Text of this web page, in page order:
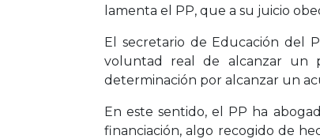
lamenta el PP, que a su juicio
El secretario de Educación del
voluntad real de alcanzar un
determinación por alcanzar un
En este sentido, el PP ha
financiación, algo recogido de